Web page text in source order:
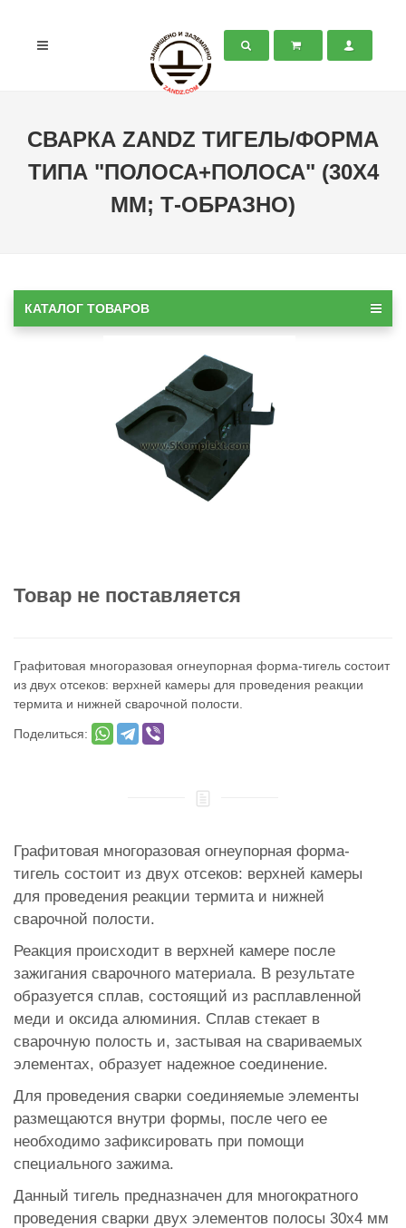
СВАРКА ZANDZ ТИГЕЛЬ/ФОРМА
ТИПА "ПОЛОСА+ПОЛОСА" (30Х4
ММ; Т-ОБРАЗНО)
КАТАЛОГ ТОВАРОВ
Товар не поставляется
Графитовая многоразовая огнеупорная форма-тигель состоит
из двух отсеков: верхней камеры для проведения реакции
термита и нижней сварочной полости.
Поделиться:
Графитовая многоразовая огнеупорная форма-
тигель состоит из двух отсеков: верхней камеры
для проведения реакции термита и нижней
сварочной полости.
Реакция происходит в верхней камере после
зажигания сварочного материала. В результате
образуется сплав, состоящий из расплавленной
меди и оксида алюминия. Сплав стекает в
сварочную полость и, застывая на свариваемых
элементах, образует надежное соединение.
Для проведения сварки соединяемые элементы
размещаются внутри формы, после чего ее
необходимо зафиксировать при помощи
специального зажима.
Данный тигель предназначен для многократного
проведения сварки двух элементов полосы 30х4 мм